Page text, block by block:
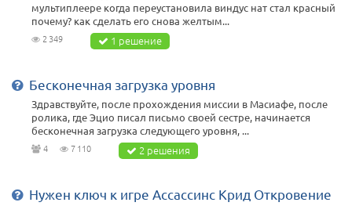
мультиплеере когда переустановила виндус нат стал красный
почему? как сделать его снова желтым...
2 349 1 решение
Бесконечная загрузка уровня
Здравствуйте, после прохождения миссии в Масиафе, после
ролика, где Эцио писал письмо своей сестре, начинается
бесконечная загрузка следующего уровня, ...
4 7 110 2 решения
Нужен ключ к игре Ассассинс Крид Откровение